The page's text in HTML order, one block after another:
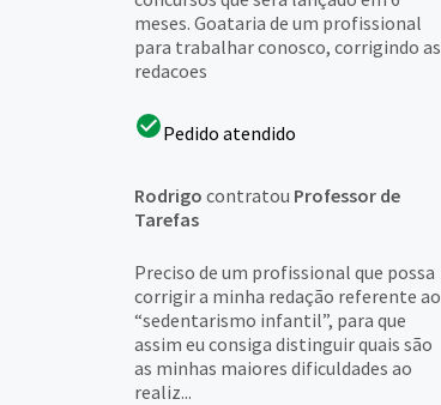
meses. Goataria de um profissional
para trabalhar conosco, corrigindo as
redacoes
Pedido atendido
Rodrigo contratou Professor de
Tarefas
Preciso de um profissional que possa
corrigir a minha redação referente ao
“sedentarismo infantil”, para que
assim eu consiga distinguir quais são
as minhas maiores dificuldades ao
realiz...